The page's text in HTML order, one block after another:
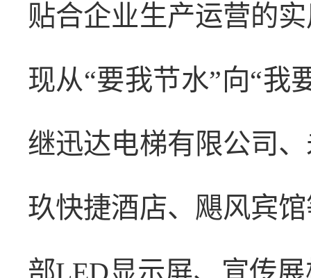
贴合企业生产运营的
现从“要我节水”向“我
继迅达电梯有限公司
玖快捷酒店、飓风宾